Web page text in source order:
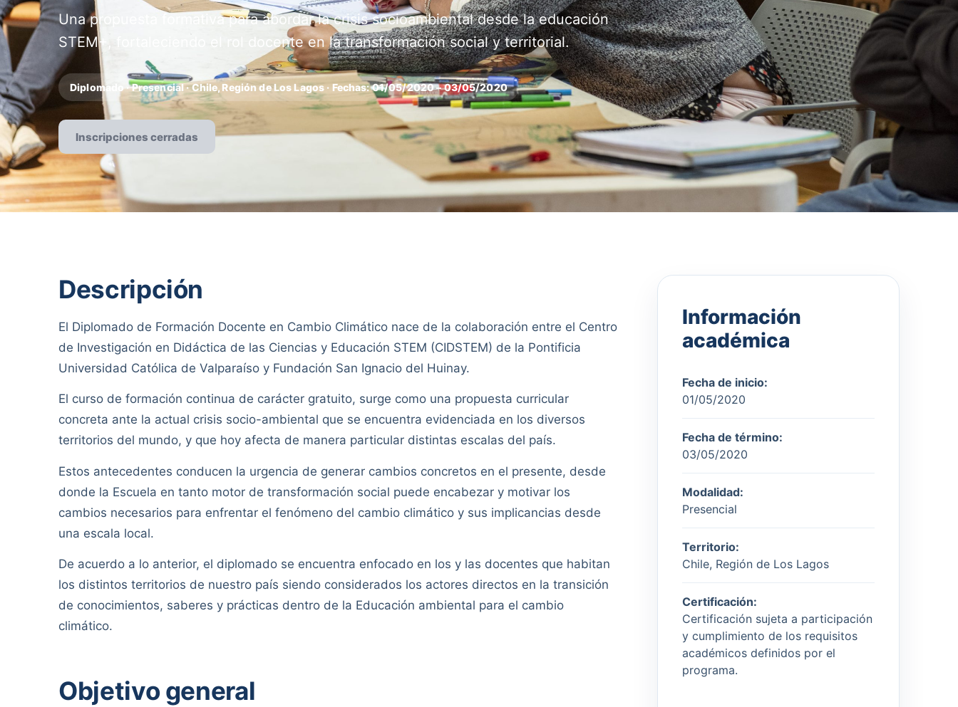
Una propuesta formativa para abordar la crisis socioambiental desde la educación
STEM+, fortaleciendo el rol docente en la transformación social y territorial.
Diplomado · Presencial · Chile, Región de Los Lagos · Fechas: 01/05/2020 – 03/05/2020
Inscripciones cerradas
Descripción
El Diplomado de Formación Docente en Cambio Climático nace de la colaboración entre el Centro
de Investigación en Didáctica de las Ciencias y Educación STEM (CIDSTEM) de la Pontificia
Universidad Católica de Valparaíso y Fundación San Ignacio del Huinay.
El curso de formación continua de carácter gratuito, surge como una propuesta curricular
concreta ante la actual crisis socio-ambiental que se encuentra evidenciada en los diversos
territorios del mundo, y que hoy afecta de manera particular distintas escalas del país.
Estos antecedentes conducen la urgencia de generar cambios concretos en el presente, desde
donde la Escuela en tanto motor de transformación social puede encabezar y motivar los
cambios necesarios para enfrentar el fenómeno del cambio climático y sus implicancias desde
una escala local.
De acuerdo a lo anterior, el diplomado se encuentra enfocado en los y las docentes que habitan
los distintos territorios de nuestro país siendo considerados los actores directos en la transición
de conocimientos, saberes y prácticas dentro de la Educación ambiental para el cambio
climático.
Objetivo general
Información
académica
Fecha de inicio:
01/05/2020
Fecha de término:
03/05/2020
Modalidad:
Presencial
Territorio:
Chile, Región de Los Lagos
Certificación:
Certificación sujeta a participación
y cumplimiento de los requisitos
académicos definidos por el
programa.